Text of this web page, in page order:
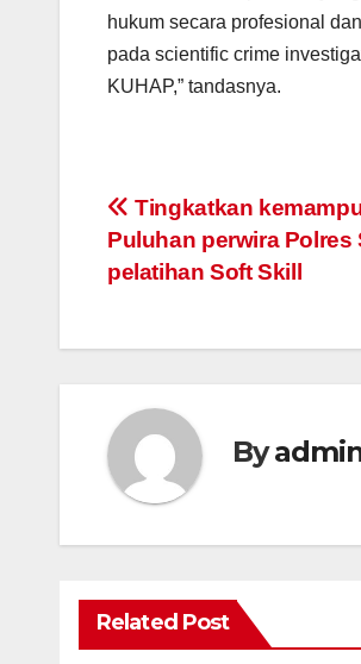
hukum secara profesional
pada scientific crime
KUHAP,” tandasnya.
Post
navigation
Tingkatkan
Puluhan perwira Polres
pelatihan Soft Skill
By
Related Post